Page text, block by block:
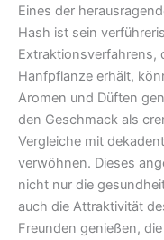
Eines der
Hash ist sein
Extraktionsverfahrens,
Hanfpflanze erhält,
Aromen und Düften
den Geschmack als
Vergleiche mit
verwöhnen. Dieses
nicht nur die
auch die Attraktivität
Freunden genießen,